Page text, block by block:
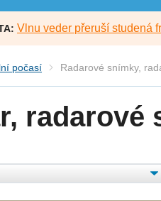
Vlnu veder přeruší studená
počasí Radarové snímky,
radarové